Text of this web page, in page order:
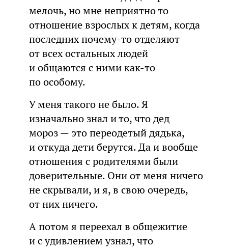
мелочь, но мне неприятно то
отношение взрослых к детям, когда
последних почему-то отделяют
от всех остальных людей
и общаются с ними как-то
по особому.
У меня такого не было. Я
изначально знал и то, что дед
мороз — это переодетый дядька,
и откуда дети берутся. Да и вообще
отношения с родителями были
доверительные. Они от меня ничего
не скрывали, и я, в свою очередь,
от них ничего.
А потом я переехал в общежитие
и с удивлением узнал, что